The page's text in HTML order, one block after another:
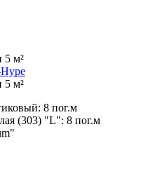
5 м²
5 м²
8 пог.м
(303) "L": 8 пог.м